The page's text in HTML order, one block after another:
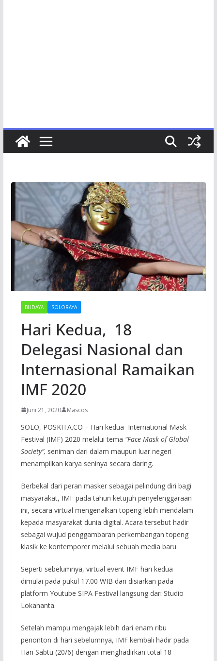
BUDAYA SOLORAYA
Hari Kedua, 18
Delegasi Nasional dan
Internasional Ramaikan
IMF 2020
Juni 21, 2020 Mascos
SOLO, POSKITA.CO – Hari kedua International Mask
Festival (IMF) 2020 melalui tema “Face Mask of Global
Society”, seniman dari dalam maupun luar negeri
menampilkan karya seninya secara daring.
Berbekal dari peran masker sebagai pelindung diri bagi
masyarakat, IMF pada tahun ketujuh penyelenggaraan
ini, secara virtual mengenalkan topeng lebih mendalam
kepada masyarakat dunia digital. Acara tersebut hadir
sebagai wujud penggambaran perkembangan topeng
klasik ke kontemporer melalui sebuah media baru.
Seperti sebelumnya, virtual event IMF hari kedua
dimulai pada pukul 17.00 WIB dan disiarkan pada
platform Youtube SIPA Festival langsung dari Studio
Lokananta.
Setelah mampu mengajak lebih dari enam ribu
penonton di hari sebelumnya, IMF kembali hadir pada
Hari Sabtu (20/6) dengan menghadirkan total 18